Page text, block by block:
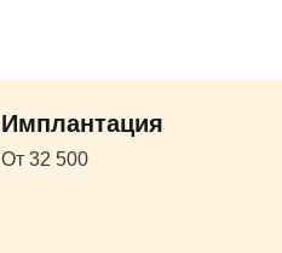
Имплантация
От 32 500